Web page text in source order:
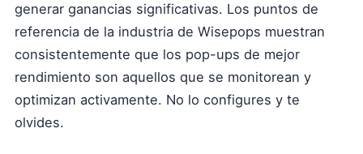
generar ganancias significativas. Los puntos de
referencia de la industria de Wisepops muestran
consistentemente que los pop-ups de mejor
rendimiento son aquellos que se monitorean y
optimizan activamente. No lo configures y te
olvides.